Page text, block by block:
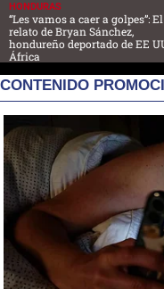
HONDURAS
“Les vamos a caer a golpes”: El
relato de Bryan Sánchez,
hondureño deportado de EE
África
CONTENIDO